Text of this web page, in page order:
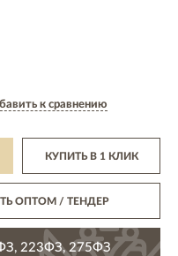
к сравнению
КУПИТЬ В 1 КЛИК
ОПТОМ/ ТЕНДЕР
223ФЗ, 275ФЗ